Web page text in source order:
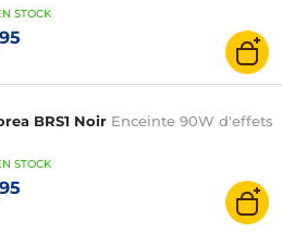
STOCK
95
BRS1 Noir Enceinte 90W d'effets
STOCK
95